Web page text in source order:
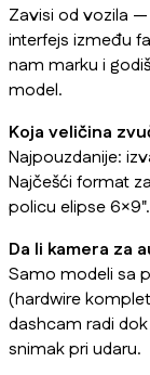
Zavisi od vozila
interfejs između
nam marku i
model.
Koja veličina
Najpouzdanije:
Najčešći format
policu elipse 6×9".
Da li kamera za
Samo modeli sa
(hardwire
dashcam radi
snimak pri udaru.